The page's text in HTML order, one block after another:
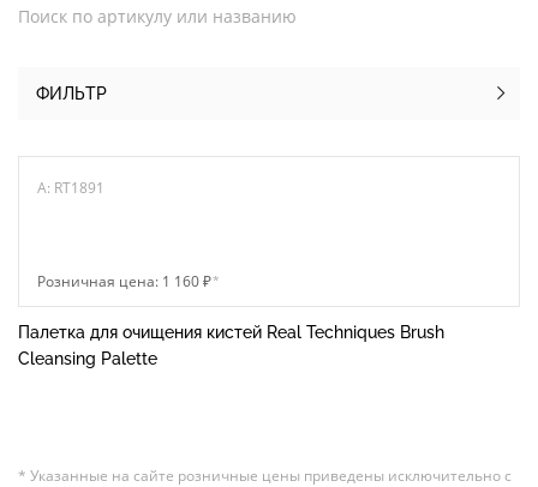
Поиск по артикулу или названию
ФИЛЬТР
A: RT1891
Розничная цена: 1 160 ₽*
Палетка для очищения кистей Real Techniques Brush
Cleansing Palette
* Указанные на сайте розничные цены приведены исключительно с